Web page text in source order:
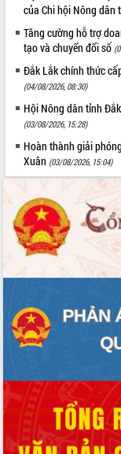
của Chi hội Nông dân
Tăng cường hỗ trợ
tạo và chuyển đổi số
Đắk Lắk chính thức
(04/08/2026, 08:30)
Hội Nông dân tỉnh
(03/08/2026, 15:28)
Hoàn thành giải
Xuân (03/08/2026, 15:04)